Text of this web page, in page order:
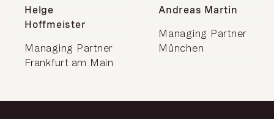
Helge
Hoffmeister
Managing Partner
Frankfurt am Main
Andreas Martin
Managing Partner
München